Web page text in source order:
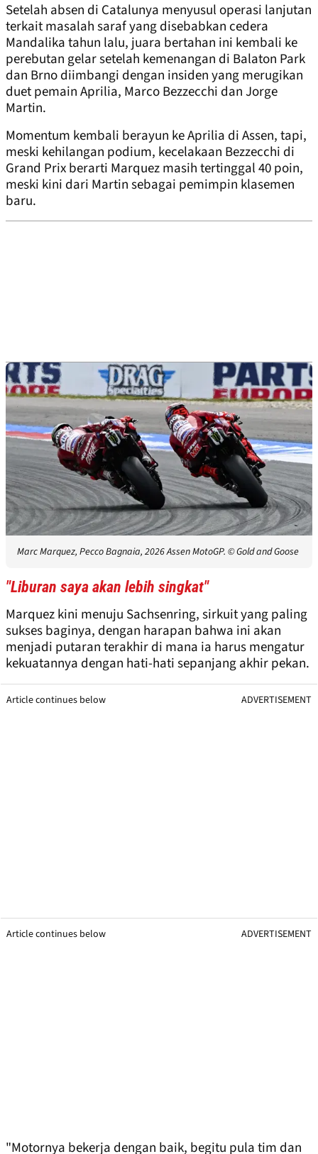
Setelah absen di Catalunya menyusul operasi lanjutan
terkait masalah saraf yang disebabkan cedera
Mandalika tahun lalu, juara bertahan ini kembali ke
perebutan gelar setelah kemenangan di Balaton Park
dan Brno diimbangi dengan insiden yang merugikan
duet pemain Aprilia, Marco Bezzecchi dan Jorge
Martin.
Momentum kembali berayun ke Aprilia di Assen, tapi,
meski kehilangan podium, kecelakaan Bezzecchi di
Grand Prix berarti Marquez masih tertinggal 40 poin,
meski kini dari Martin sebagai pemimpin klasemen
baru.
Marc Marquez, Pecco Bagnaia, 2026 Assen MotoGP. © Gold and Goose
"Liburan saya akan lebih singkat"
Marquez kini menuju Sachsenring, sirkuit yang paling
sukses baginya, dengan harapan bahwa ini akan
menjadi putaran terakhir di mana ia harus mengatur
kekuatannya dengan hati-hati sepanjang akhir pekan.
Article continues below ADVERTISEMENT
Article continues below ADVERTISEMENT
"Motornya bekerja dengan baik, begitu pula tim dan